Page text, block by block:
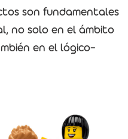
son fundamentales
no solo en el ámbito
en el lógico-